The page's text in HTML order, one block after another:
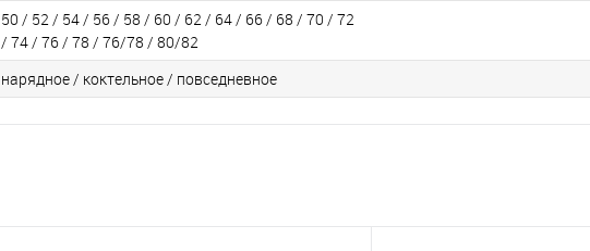
50 / 52 / 54 / 56 / 58 / 60 / 62 / 64 / 66 / 68 / 70 / 72
/ 74 / 76 / 78 / 76/78 / 80/82
нарядное / коктельное / повседневное